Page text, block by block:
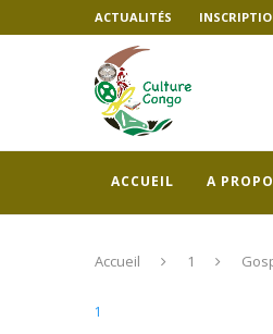
ACTUALITÉS
ACCUEIL A
Accueil 1
1